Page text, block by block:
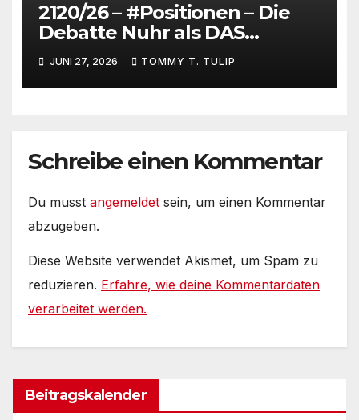
2120/26 – #Positionen – Die
Debatte Nuhr als DAS
Shitbürgerthema des
Internets – 36° Grad, es wird
noch heißer #Tageslied
JUNI 27, 2026 TOMMY T. TULIP
Schreibe einen Kommentar
Du musst angemeldet sein, um einen Kommentar
abzugeben.
Diese Website verwendet Akismet, um Spam zu
reduzieren. Erfahre, wie deine Kommentardaten
verarbeitet werden.
Beitragskalender